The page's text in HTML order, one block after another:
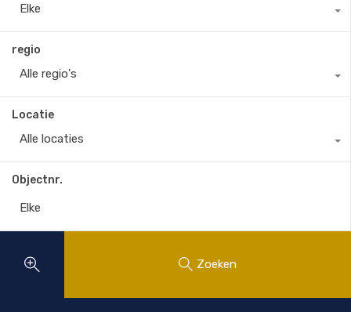
Elke
regio
Alle regio's
Locatie
Alle locaties
Objectnr.
Zoeken